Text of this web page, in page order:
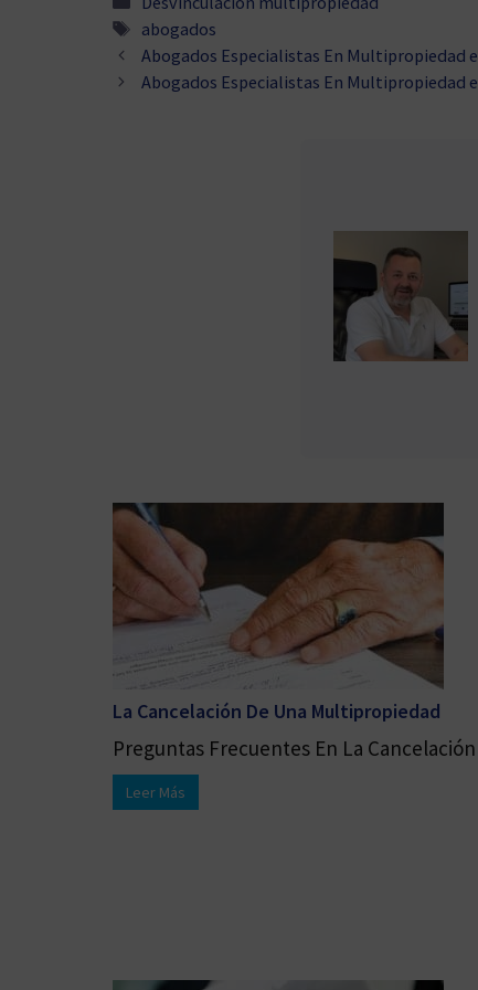
Etiquetas
abogados
Abogados Especialistas En Multipropiedad
Abogados Especialistas En Multipropiedad
La Cancelación De Una Multipropiedad
Preguntas Frecuentes En La
Leer Más